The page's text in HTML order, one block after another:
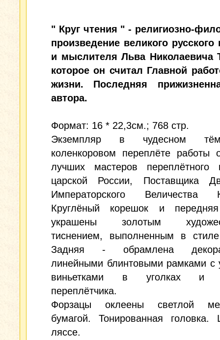
" Круг чтения " - религиозно-
произведение великого русского
и мыслителя Льва Николаевича
которое он считал Главной
жизни. Последняя
автора.
Формат: 16 * 22,3см.; 768 стр.
Экземпляр в чудесном
коленкоровом переплёте работы
лучших мастеров переплётного
царской России, Поставщика
Императорского Величества
Круглёный корешок и
украшены золотым
тиснением, выполненным в
Задняя - обрамлена
линейными блинтовыми рамками с
виньетками в уголках и
переплётчика.
Форзацы оклеены светлой
бумагой. Тонированная головка.
ляссе.